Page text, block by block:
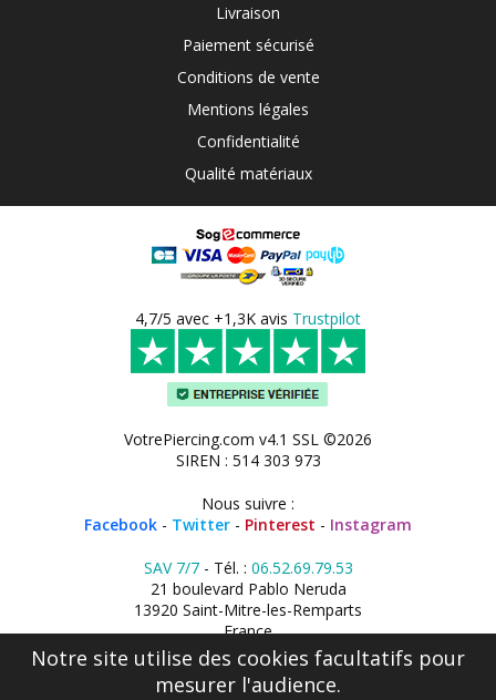
Livraison
Paiement sécurisé
Conditions de vente
Mentions légales
Confidentialité
Qualité matériaux
4,7/5 avec +1,3K avis Trustpilot
VotrePiercing.com v4.1 SSL ©2026
SIREN : 514 303 973
Nous suivre :
Facebook - Twitter - Pinterest - Instagram
SAV 7/7- Tél. : 06.52.69.79.53
21 boulevard Pablo Neruda
13920 Saint-Mitre-les-Remparts
France
Notre site utilise des cookies facultatifs pour
mesurer l'audience.